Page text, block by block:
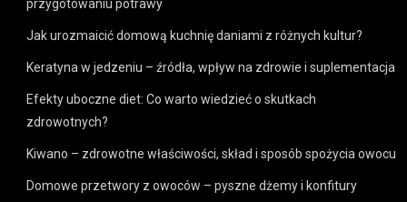
przygotowaniu potrawy
Jak urozmaicić domową kuchnię daniami z różnych kultur?
Keratyna w jedzeniu – źródła, wpływ na zdrowie i suplementacja
Efekty uboczne diet: Co warto wiedzieć o skutkach
zdrowotnych?
Kiwano – zdrowotne właściwości, skład i sposób spożycia owocu
Domowe przetwory z owoców – pyszne dżemy i konfitury